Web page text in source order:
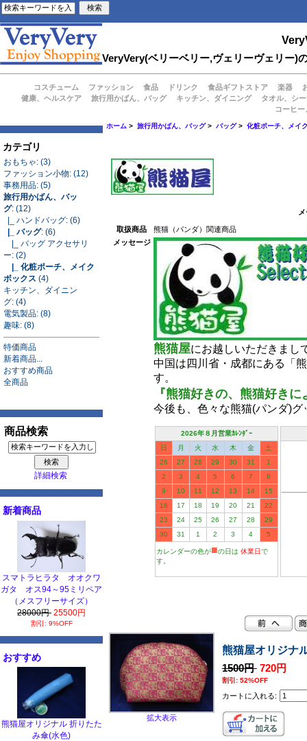
VeryVery(ベリーベリー,ヴェリーヴェリー)
コスチューム ファッション 食品 ドリンク 食品ギフトストア 楽器
健康、ヘルスケア
旅行用かばん、バッグ キッチン、ダイニング
タオル、シ
コーヒ
カテゴリ
おもちゃ: (3)
ファッション小物: (12)
事務用品: (5)
旅行用かばん、バッ
グ: (12)
|_ ハンドバッグ: (6)
|_ バッグ: (6)
|_ バッグ アクセサリ
ー: (2)
|_ 化粧ポーチ、メイク
ボックス (4)
キッチン、ダイニン
グ: (4)
電気製品: (8)
趣味: (8)
特価商品
新着商品...
おすすめ商品
全商品
商品検索
詳細検索
新着商品
スマトラヒラタ オオクワ
ガタ オス94～95ミリペア
（メスフリーサイズ）
28000円 25500円
割引: 9%OFF
おすすめ
熊猫屋オリジナル 折りたた
み傘(水色)
ホーム >旅行用かばん、バッグ>バッグ>化粧ポーチ、メイ
取扱商品
熊猫（パンダ）関連商品
メッセージ
熊猫屋にお越しいただきまし
中国は四川省・成都にある「
す。
『熊猫好きの、熊猫好き
今後も、色々な熊猫(パンダ)
2026年８月営業ｶﾚﾝﾀﾞｰ
日
月 火 水 木 金
土
26
27 28 29 30 31
1
2
3 4 5 6 7
8
9
10 11 12 13 14
15
16
17 18 19 20 21
22
23
24 25 26 27 28
29
30
31 1 2 3 4 5
カレンダーの色が■の日は 休業日で
す。
拡大表示
熊猫屋オリジナ
1500円 720円
割引: 52%OFF
カートに入れる: